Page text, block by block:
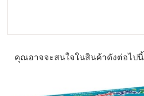
คุณอาจจะสนใจในสินค้าดังต่อไปนี้